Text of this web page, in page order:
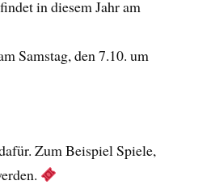
in diesem Jahr am
Samstag, den 7.10. um
Zum Beispiel Spiele,